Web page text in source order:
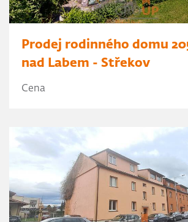
Prodej rodinného domu
nad Labem - Střekov
Cena